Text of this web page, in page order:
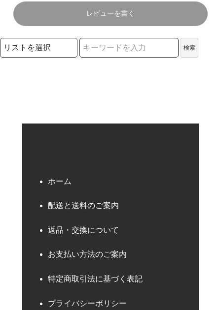
レビューを書く
検索リストの選択
検索
ホーム
配送と送料のご案内
返品・交換について
お支払い方法のご案内
特定商取引法に基づく表記
プライバシーポリシー